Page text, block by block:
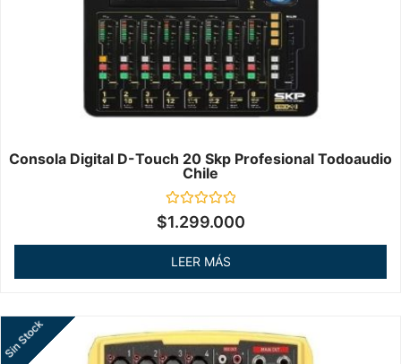
Consola Digital D-Touch 20 Skp Profesional Todoaudio
Chile
Valorado
en
de
$1.299.000
LEER MÁS
Sin Stock